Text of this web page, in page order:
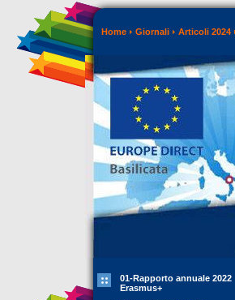
Home Giornali Articoli 2024
01-Rapporto annuale 2022
Erasmus+